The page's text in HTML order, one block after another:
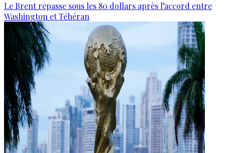
Le Brent repasse sous les 80 dollars après l’accord entre
Washington et Téhéran